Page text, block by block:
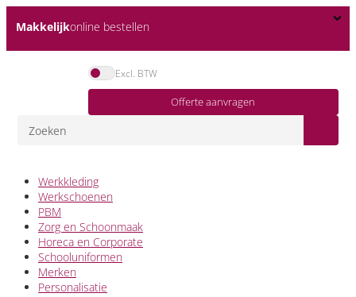
Makkelijkonline bestellen
Excl. BTW
Offerte aanvragen
Werkkleding
Werkschoenen
PBM
Zorg en Schoonmaak
Horeca en Corporate
Schooluniformen
Merken
Personalisatie